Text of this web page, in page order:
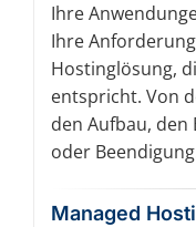
Ihre
Ihre
Hostinglösung,
entspricht. Von
den Aufbau,
oder
Managed